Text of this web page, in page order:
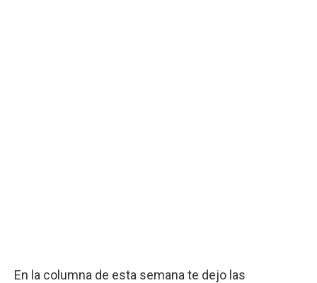
En la columna de esta semana te dejo las